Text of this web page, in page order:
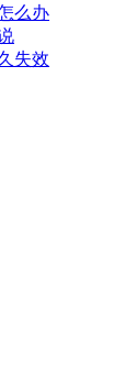
么办
失效